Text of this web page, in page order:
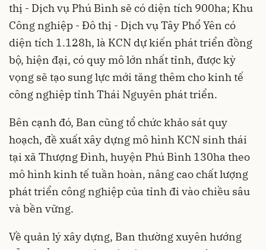
thị - Dịch vụ Phú Bình sẽ có diện tích 900ha; Khu
Công nghiệp - Đô thị - Dịch vụ Tây Phổ Yên có
diện tích 1.128h, là KCN dự kiến phát triển đồng
bộ, hiện đại, có quy mô lớn nhất tỉnh, được kỳ
vọng sẽ tạo sung lực mới tăng thêm cho kinh tế
công nghiệp tỉnh Thái Nguyên phát triển.
Bên cạnh đó, Ban cũng tổ chức khảo sát quy
hoạch, đề xuất xây dựng mô hình KCN sinh thái
tại xã Thượng Đình, huyện Phú Bình 130ha theo
mô hình kinh tế tuần hoàn, nâng cao chất lượng
phát triển công nghiệp của tỉnh đi vào chiều sâu
và bền vững.
Về quản lý xây dựng, Ban thường xuyên hướng